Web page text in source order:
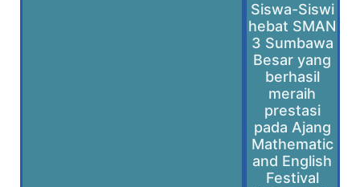
Siswa-Siswi
hebat SMAN
3 Sumbawa
Besar yang
berhasil
meraih
prestasi
pada Ajang
Mathematic
and English
Festival